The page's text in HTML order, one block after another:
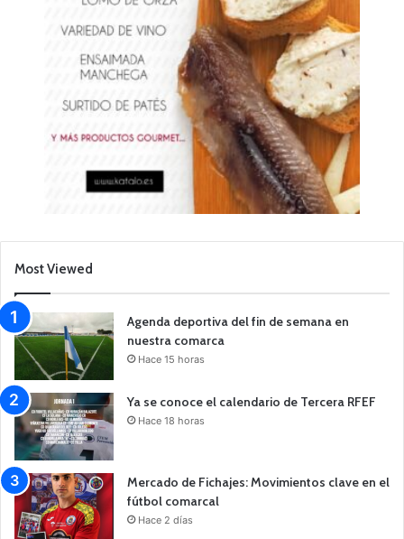
Most Viewed
Agenda deportiva del fin de semana en
nuestra comarca
Hace 15 horas
Ya se conoce el calendario de Tercera RFEF
Hace 18 horas
Mercado de Fichajes: Movimientos clave en el
fútbol comarcal
Hace 2 días